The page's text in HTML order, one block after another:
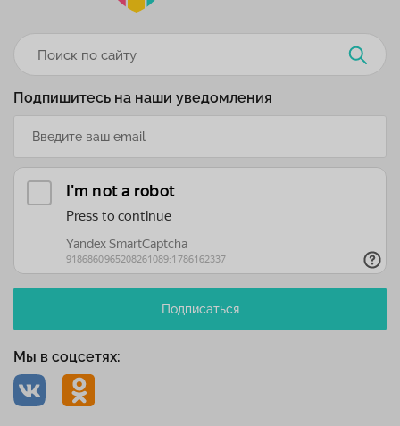
Мы в соцсетях:
Подпишитесь на наши уведомления
Подписаться